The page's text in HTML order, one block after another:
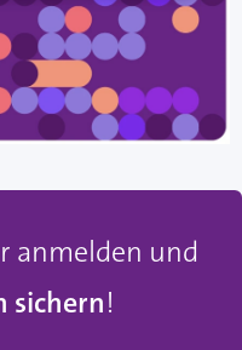
anmelden und
sichern!